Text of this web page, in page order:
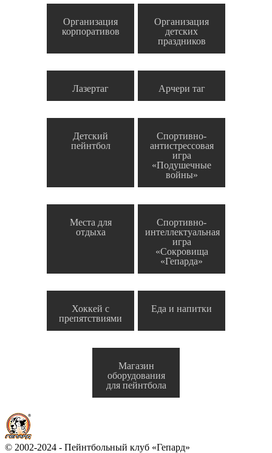
Организация
корпоративов
Организация
детских
праздников
Лазертаг Арчери таг
Детский
пейнтбол
Спортивно-
антистрессовая
игра
«Подушечные
войны»
Места для
отдыха
Спортивно-
интеллектуальная
игра
«Сокровища
«Гепарда»
Хоккей с
препятствиями
Еда и напитки
Магазин
оборудования
для пейнтбола
© 2002-2024 - Пейнтбольный клуб «Гепард»